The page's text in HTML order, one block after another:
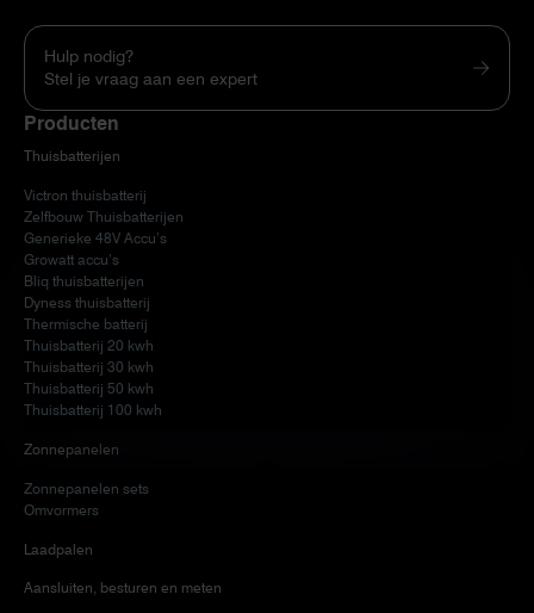
Hulp nodig?
Stel je vraag aan een expert
Producten
Thuisbatterijen
Victron thuisbatterij
Zelfbouw Thuisbatterijen
Generieke 48V Accu’s
Growatt accu’s
Bliq thuisbatterijen
Dyness thuisbatterij
Thermische batterij
Thuisbatterij 20 kwh
Thuisbatterij 30 kwh
Thuisbatterij 50 kwh
Thuisbatterij 100 kwh
Zonnepanelen
Zonnepanelen sets
Omvormers
Laadpalen
Aansluiten, besturen en meten